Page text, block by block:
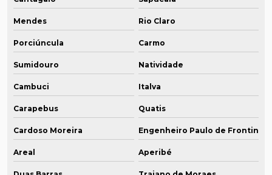
Mendes Rio Claro
Porciúncula Carmo
Sumidouro Natividade
Cambuci Italva
Carapebus Quatis
Cardoso Moreira Engenheiro Paulo de Frontin
Areal Aperibé